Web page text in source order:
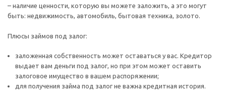
– наличие ценности, которую вы можете заложить, а это могут
быть: недвижимость, автомобиль, бытовая техника, золото.
Плюсы займов под залог:
заложенная собственность может оставаться у вас. Кредитор
выдает вам деньги под залог, но при этом может оставить
залоговое имущество в вашем распоряжении;
для получения займа под залог не важна кредитная история.